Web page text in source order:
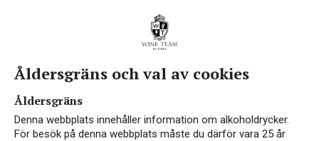
Åldersgräns och val av cookies
Åldersgräns
Denna webbplats innehåller information om alkoholdrycker.
För besök på denna webbplats måste du därför vara 25 år